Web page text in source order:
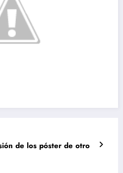
de los póster de otro